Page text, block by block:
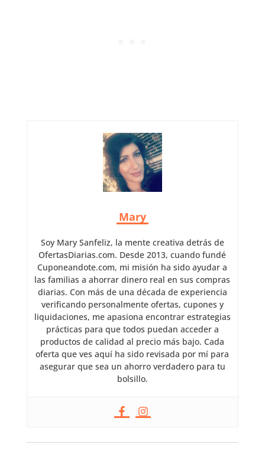
Mary
Soy Mary Sanfeliz, la mente creativa detrás de
OfertasDiarias.com. Desde 2013, cuando fundé
Cuponeandote.com, mi misión ha sido ayudar a
las familias a ahorrar dinero real en sus compras
diarias. Con más de una década de experiencia
verificando personalmente ofertas, cupones y
liquidaciones, me apasiona encontrar estrategias
prácticas para que todos puedan acceder a
productos de calidad al precio más bajo. Cada
oferta que ves aquí ha sido revisada por mí para
asegurar que sea un ahorro verdadero para tu
bolsillo.